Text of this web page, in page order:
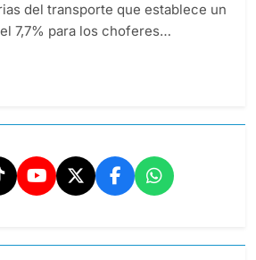
del transporte que establece un
7,7% para los choferes…